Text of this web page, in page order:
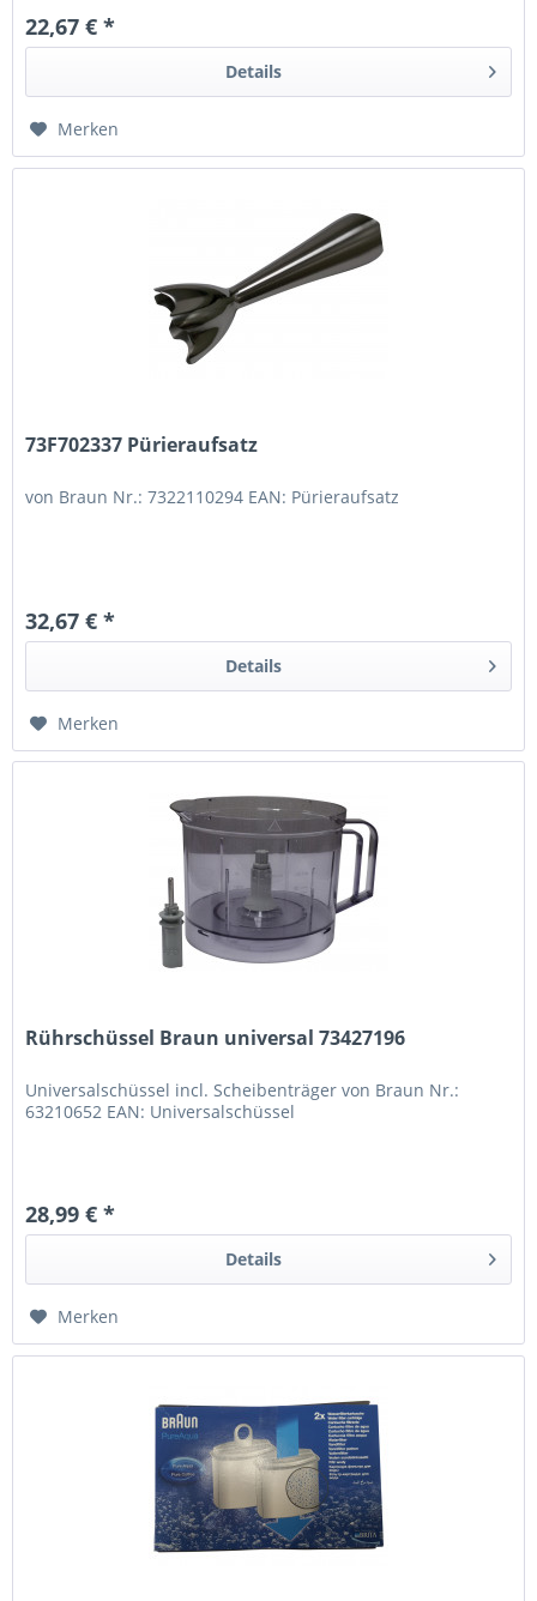
22,67 € *
Details
Merken
73F702337 Pürieraufsatz
von Braun Nr.: 7322110294 EAN: Pürieraufsatz
32,67 € *
Details
Merken
Rührschüssel Braun universal 73427196
Universalschüssel incl. Scheibenträger von Braun Nr.:
63210652 EAN: Universalschüssel
28,99 € *
Details
Merken